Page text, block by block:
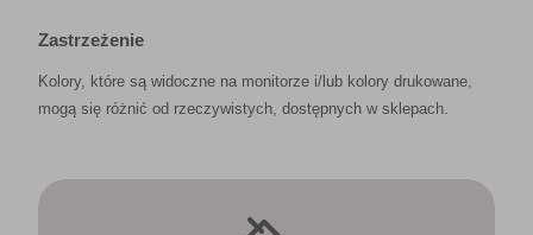
Zastrzeżenie
Kolory, które są widoczne na monitorze i/lub kolory drukowane,
mogą się różnić od rzeczywistych, dostępnych w sklepach.